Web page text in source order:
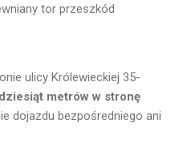
tor przeszkód
ulicy Królewieckiej 35-
metrów w stronę
dojazdu bezpośredniego ani